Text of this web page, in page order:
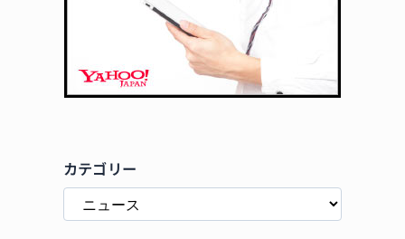
カテゴリー